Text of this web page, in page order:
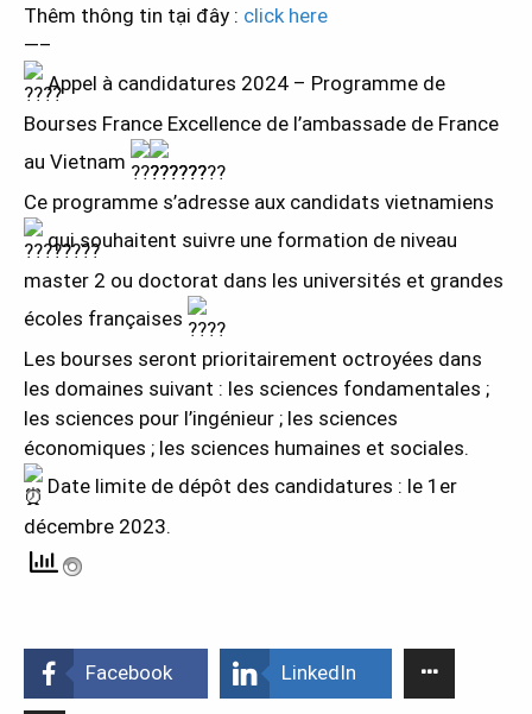
Thêm thông tin tại đây : click here
—–
Appel à candidatures 2024 – Programme de
Bourses France Excellence de l’ambassade de France
au Vietnam
Ce programme s’adresse aux candidats vietnamiens
qui souhaitent suivre une formation de niveau
master 2 ou doctorat dans les universités et grandes
écoles françaises
.
Les bourses seront prioritairement octroyées dans
les domaines suivant : les sciences fondamentales ;
les sciences pour l’ingénieur ; les sciences
économiques ; les sciences humaines et sociales.
Date limite de dépôt des candidatures : le 1er
décembre 2023.
Facebook LinkedIn